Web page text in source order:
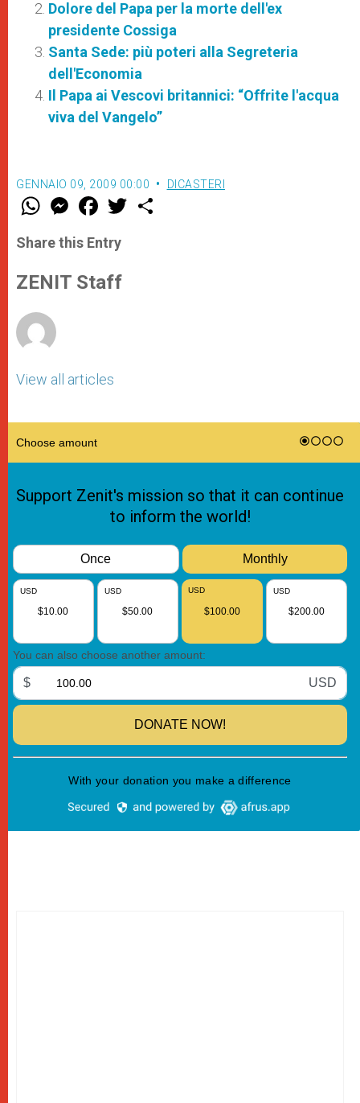
Dolore del Papa per la morte dell'ex
presidente Cossiga
Santa Sede: più poteri alla Segreteria
dell'Economia
Il Papa ai Vescovi britannici: “Offrite l'acqua
viva del Vangelo”
GENNAIO 09, 2009 00:00 DICASTERI
W
t
s
p
p
M
e
s
e
g
e
F
a
e
b
o
k
w
Share this Entry
ZENIT Staff
View all articles